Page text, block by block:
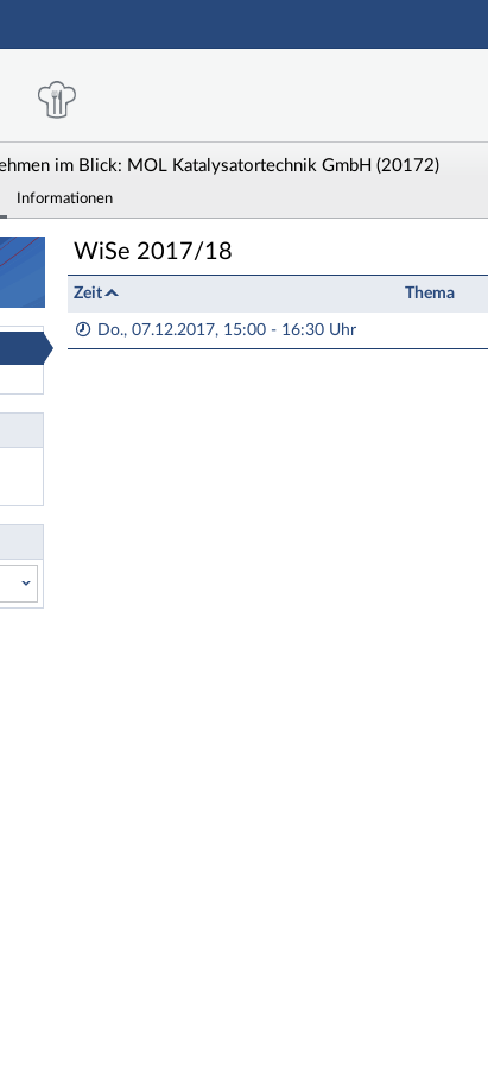
Fußzeile
im Blick: MOL Katalysatortechnik GmbH (20172)
Informationen
Vortrag: 2017HA2-64 Unternehmen im
WiSe 2017/18
Zeit Thema
Do., 07.12.2017, 15:00 - 16:30 Uhr